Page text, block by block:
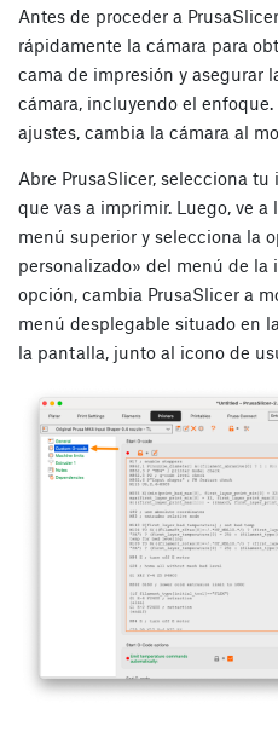
Antes de proceder a
rápidamente la cámara para
cama de impresión y asegurar
cámara, incluyendo el
ajustes, cambia la cámara al
Abre PrusaSlicer, selecciona
que vas a imprimir. Luego, ve
menú superior y selecciona la
personalizado» del menú de la
opción, cambia PrusaSlicer a
menú desplegable situado en
la pantalla, junto al icono de